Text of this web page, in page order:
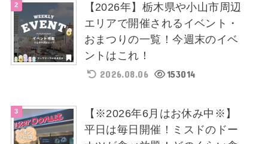
【2026年】栃木県や小山市周辺
エリアで開催されるイベント・
おまつりの一覧！今週末のイベ
ントはこれ！
2026.08.06 153014
【※2026年6月はお休み中※】
平日は毎日開催！ミスドのドー